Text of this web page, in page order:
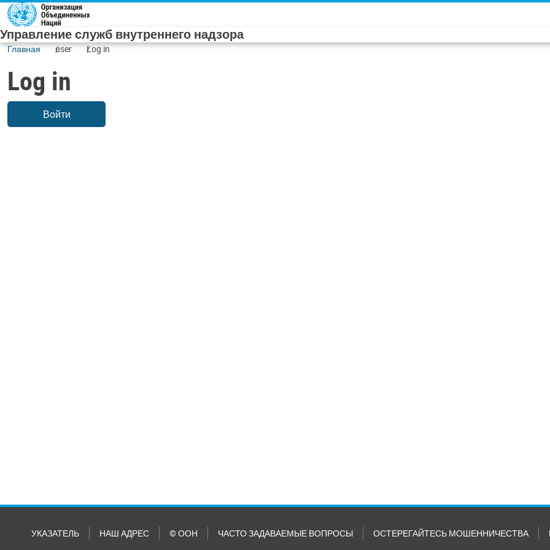
Skip to main content
Управление служб внутреннего надзора
Главная user Log in
Log in
Войти
УКАЗАТЕЛЬ НАШ АДРЕС © ООН ЧАСТО ЗАДАВАЕМЫЕ ВОПРОСЫ ОСТЕРЕГАЙТЕСЬ МОШЕННИЧЕСТВА